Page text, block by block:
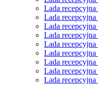
Lada
Lada
Lada
Lada
Lada
Lada
Lada
Lada
Lada